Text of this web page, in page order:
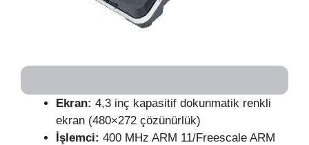
Ekran: 4,3 inç kapasitif dokunmatik renkli
ekran (480×272 çözünürlük)
İşlemci: 400 MHz ARM 11/Freescale ARM